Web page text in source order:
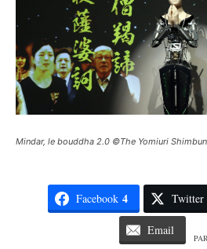
Mindar, le bouddha 2.0 ©The Yomiuri Shimbun
Facebook 4 Twitter
Email